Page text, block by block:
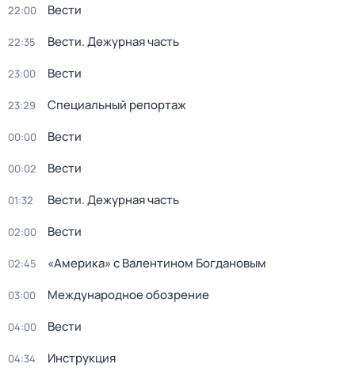
22:00 Вести
22:35 Вести. Дежурная часть
23:00 Вести
23:29 Специальный репортаж
00:00 Вести
00:02 Вести
01:32 Вести. Дежурная часть
02:00 Вести
02:45 «Америка» с Валентином Богдановым
03:00 Международное обозрение
04:00 Вести
04:34 Инструкция